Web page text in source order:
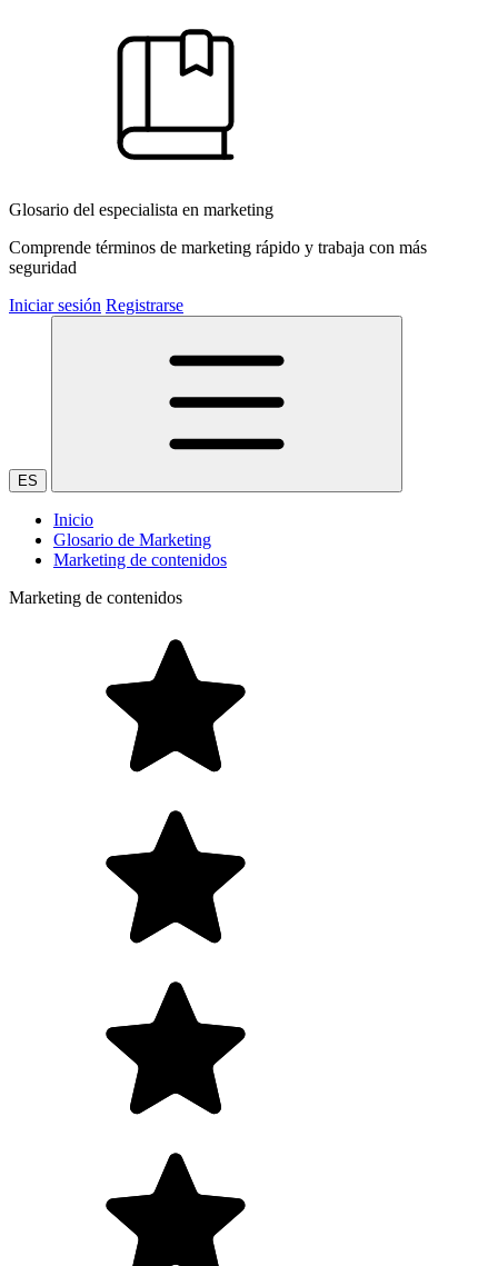
Glosario del especialista en marketing
Comprende términos de marketing rápido y trabaja con más
seguridad
Iniciar sesión Registrarse
ES
Inicio
Glosario de Marketing
Marketing de contenidos
Marketing de contenidos